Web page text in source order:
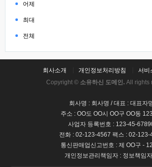
어제
최대
전체
회사소개 개인정보처리방침
서비
Copyright © 소유하신 도메인. All rights
회사명 : 회사명 / 대표 : 대표자
주소 : OO도 OO시 OO구 OO동
사업자 등록번호 : 123-45-
전화 : 02-123-4567 팩스 : 02-123-
통신판매업신고번호 : 제 OO구 -
개인정보관리책임자 : 정보책임